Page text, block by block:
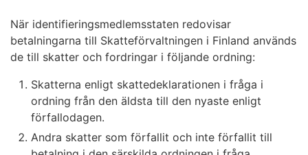
När identifieringsmedlemsstaten redovisar
betalningarna till Skatteförvaltningen i Finland används
de till skatter och fordringar i följande ordning:
Skatterna enligt skattedeklarationen i fråga i
ordning från den äldsta till den nyaste enligt
förfallodagen.
Andra skatter som förfallit och inte förfallit till